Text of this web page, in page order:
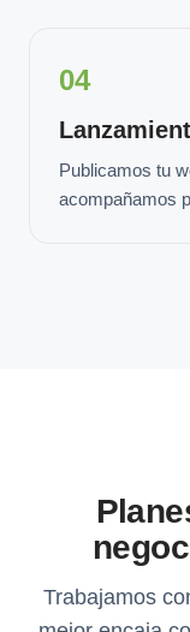
04
Publicamos tu
acompañamos
Trabajamos